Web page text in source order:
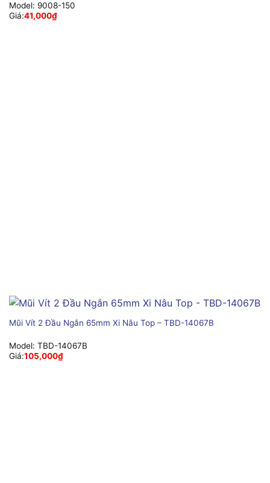
Model: 9008-150
Giá:41,000₫
Mũi Vít 2 Đầu Ngắn 65mm Xi Nâu Top – TBD-14067B
Model: TBD-14067B
Giá:105,000₫